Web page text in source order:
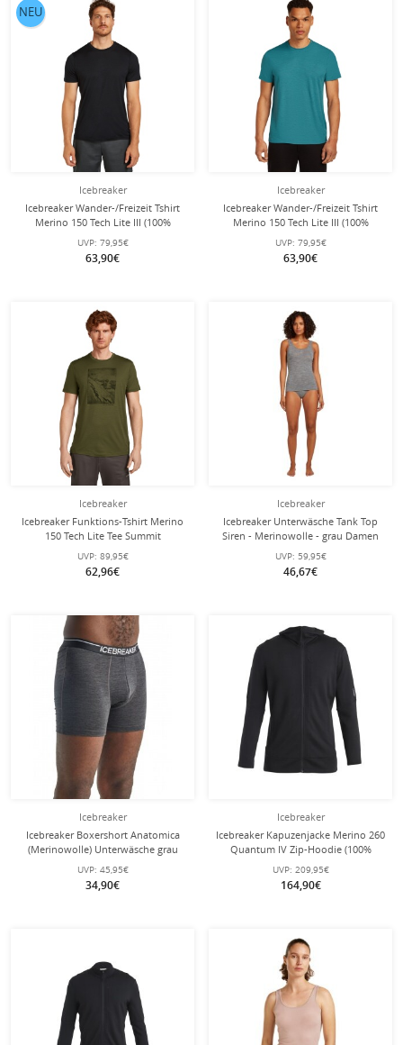
Icebreaker
Icebreaker Wander-/Freizeit Tshirt
Merino 150 Tech Lite III (100%
Merinowolle) schwarz Herren
UVP: 79,95€
63,90€
NEU
Icebreaker
Icebreaker Wander-/Freizeit Tshirt
Merino 150 Tech Lite III (100%
Merinowolle) topazblau Herren
UVP: 79,95€
63,90€
Icebreaker
Icebreaker Funktions-Tshirt Merino
150 Tech Lite Tee Summit
(Merinowolle) 2025 lodengrün
Herren
UVP: 89,95€
62,96€
Icebreaker
Icebreaker Unterwäsche Tank Top
Siren - Merinowolle - grau Damen
UVP: 59,95€
46,67€
Icebreaker
Icebreaker Boxershort Anatomica
(Merinowolle) Unterwäsche grau
Herren
UVP: 45,95€
34,90€
Icebreaker
Icebreaker Kapuzenjacke Merino 260
Quantum IV Zip-Hoodie (100%
Merinowolle) schwarz Herren
UVP: 209,95€
164,90€